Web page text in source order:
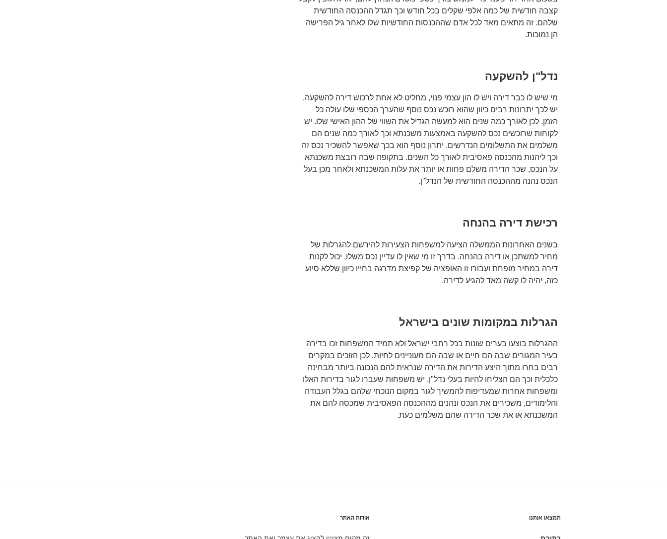
קצבה חודשית של כמה אלפי שקלים בכל חודש וכך תגדל ההכנסה החודשית
שלהם. זה מתאים מאד לכל אדם שההכנסות החודשיות שלו לאחר גיל הפרישה
הן נמוכות.
נדל"ן להשקעה
מי שיש לו כבר דירה ויש לו הון עצמי פנוי, מחליט לא אחת לרכוש דירה להשקעה.
יש לכך יתרונות רבים כיוון שהוא רוכש נכס נוסף שהערך הכספי שלו עולה כל
הזמן. לכן לאורך כמה שנים הוא למעשה הגדיל את השווי של ההון האישי שלו. יש
לקוחות שרוכשים נכס להשקעה באמצעות משכנתא וכך לאורך כמה שנים הם
משלמים את התשלומים הנדרשים. יתרון נוסף הוא בכך שאפשר להשכיר נכס זה
וכך ליהנות מהכנסה פאסיבית לאורך כל השנים. בתקופה שבה רובצת משכנתא
על הנכס, שכר הדירה משלם פחות או יותר את עלות המשכנתא ולאחר מכן בעל
הנכס נהנה מההכנסה החודשית של הנדל"ן.
רכישת דירה בהנחה
בשנים האחרונות הממשלה הציעה למשפחות הצעירות להירשם להגרלות של
מחיר למשתכן או דירה בהנחה. בדרך זו מי שאין לו עדיין נכס משלו, יכול לקנות
דירה במחיר מופחת ועבורו זו האופציה של קפיצת מדרגה בחייו כיוון שללא סיוע
כזה, יהיה לו קשה מאד להגיע לדירה.
הגרלות במקומות שונים בישראל
ההגרלות בוצעו בערים שונות בכל רחבי ישראל ולא תמיד המשפחות זכו בדירה
בעיר המגורים שבה הם חיים או שבה הם מעוניינים לחיות. לכן הזוכים במקרים
רבים בחרו מתוך היצע הדירות את הדירה שנראית להם הנכונה ביותר מבחינה
כלכלית וכך הם הצליחו להיות בעלי נדל"ן. יש משפחות שעברו לגור בדירות האלו
ומשפחות אחרות שמעדיפות להמשיך לגור במקום הנוכחי שלהם בגלל העבודה
והלימודים, משכירים את הנכס ונהנים מההכנסה הפאסיבית שמכסה להם את
המשכנתא או את שכר הדירה שהם משלמים כעת.
תמצאו אותנו אודות האתר